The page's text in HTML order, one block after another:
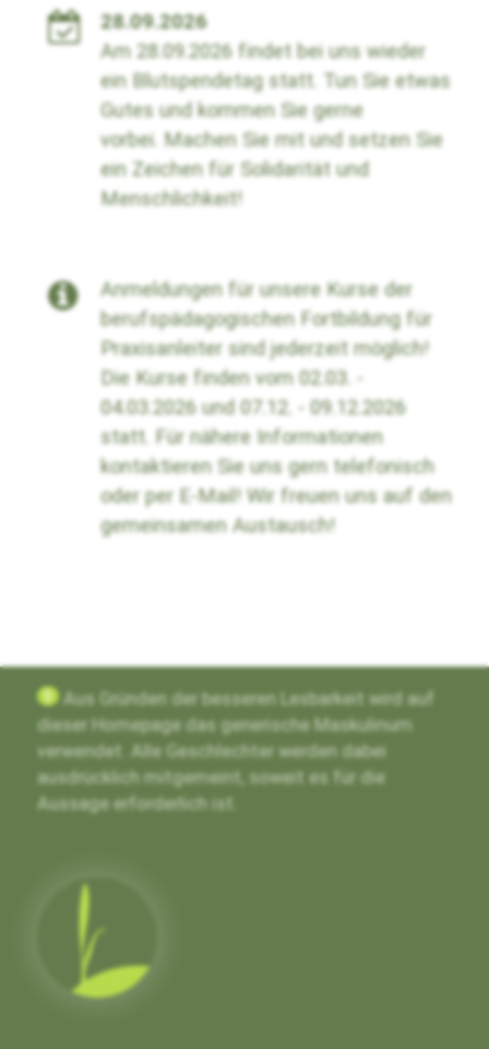
28.09.2026
Am 28.09.2026 findet bei uns wieder
ein Blutspendetag statt. Tun Sie etwas
Gutes und kommen Sie gerne
vorbei. Machen Sie mit und setzen Sie
ein Zeichen für Solidarität und
Menschlichkeit!
Anmeldungen für unsere Kurse der
berufspädagogischen Fortbildung für
Praxisanleiter sind jederzeit möglich!
Die Kurse finden vom 02.03. -
04.03.2026 und 07.12. - 09.12.2026
statt. Für nähere Informationen
kontaktieren Sie uns gern telefonisch
oder per E-Mail! Wir freuen uns auf den
gemeinsamen Austausch!
g Aus Gründen der besseren Lesbarkeit wird auf
dieser Homepage das generische Maskulinum
verwendet. Alle Geschlechter werden dabei
ausdrücklich mitgemeint, soweit es für die
Aussage erforderlich ist.